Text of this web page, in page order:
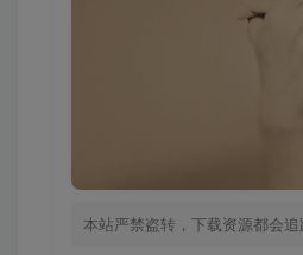
本站严禁盗转，下载资源都会